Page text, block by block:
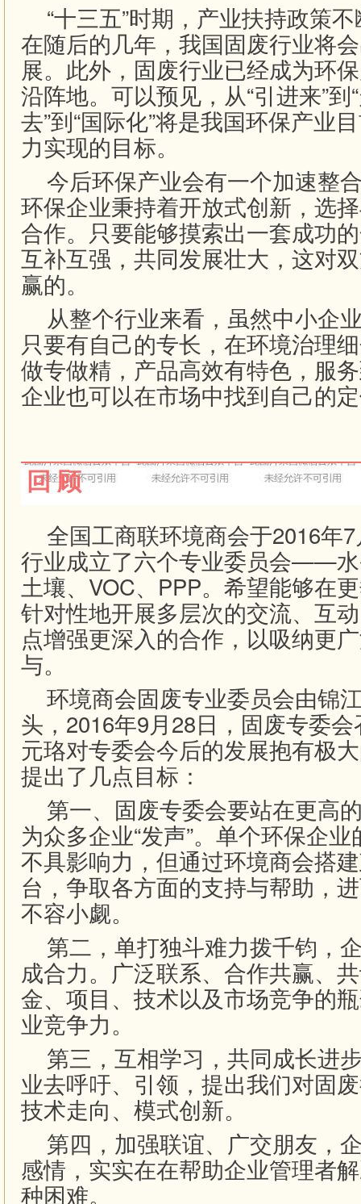
“十三五”时期，产业扶持政策
在随后的几年，我国固废行业将
展。此外，固废行业已经成为环
沿阵地。可以预见，从“引进来”到
去”到“国际化”将是我国环保产业
力实现的目标。
今后环保产业会有一个加速整
环保企业秉持着开放式创新，选
合作。只要能够摸索出一套成功
互补互强，共同发展壮大，这对
赢的。
从整个行业来看，虽然中小企
只要有自己的专长，在环境治理
做专做精，产品高效有特色，服
企业也可以在市场中找到自己的
回 顾
全国工商联环境商会于2016年
行业成立了六个专业委员会——
土壤、VOC、PPP。希望能够在
针对性地开展多层次的交流、互
点增强更深入的合作，以吸纳更
与。
环境商会固废专业委员会由锦
头，2016年9月28日，固废专委
元珞对专委会今后的发展抱有极
提出了几点目标：
第一、固废专委会要站在更高
为众多企业“发声”。单个环保企
不具影响力，但通过环境商会搭
台，争取各方面的支持与帮助，
不容小觑。
第二，单打独斗难力拨千钧，
成合力。广泛联系、合作共赢、
金、项目、技术以及市场竞争的
业竞争力。
第三，互相学习，共同成长进
业去呼吁、引领，提出我们对固
技术走向、模式创新。
第四，加强联谊、广交朋友，
感情，实实在在帮助企业管理者
种困难。